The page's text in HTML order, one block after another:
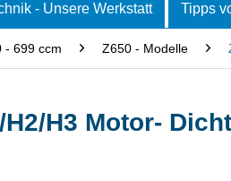
- Unsere Werkstatt Tipps
- 699 ccm Z650 - Modelle
H3 Motor-